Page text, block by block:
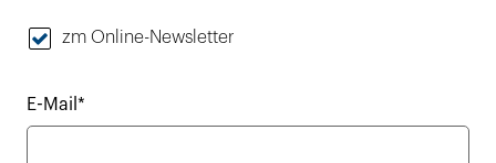
zm Online-Newsletter
E-Mail*